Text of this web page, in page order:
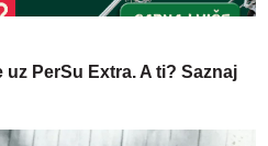
PerSu Extra. A ti? Saznaj